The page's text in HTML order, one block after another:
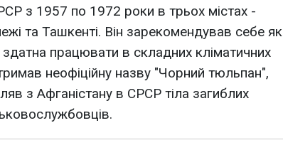
з 1957 по 1972 роки в трьох містах -
та Ташкенті. Він зарекомендував себе як
працювати в складних кліматичних
неофіційну назву "Чорний тюльпан",
з Афганістану в СРСР тіла загиблих